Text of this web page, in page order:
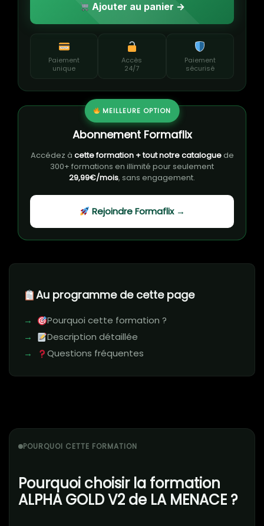
Au programme de cette page
Pourquoi cette formation ?
Description détaillée
Questions fréquentes
POURQUOI CETTE FORMATION
Pourquoi choisir la formation
ALPHA GOLD V2 de LA MENACE ?
Ajouter au panier →
Paiement
unique
Accès
24/7
Paiement
sécurisé
MEILLEURE OPTION
Abonnement Formaflix
Accédez à cette formation + tout notre cataloguede
300+ formations en illimité pour seulement
29,99€/mois, sans engagement.
Rejoindre Formaflix →